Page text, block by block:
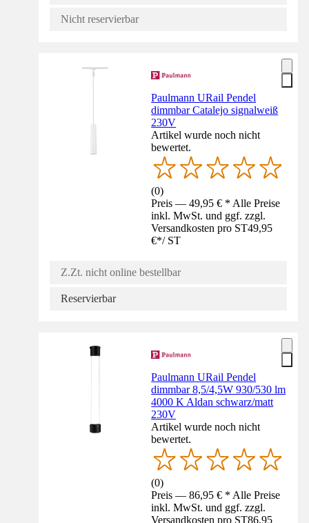
Nicht reservierbar
Paulmann URail Pendel
dimmbar Catalejo signalweiß
230V
Artikel wurde noch nicht
bewertet.
(0)
Preis — 49,95 € * Alle Preise
inkl. MwSt. und ggf. zzgl.
Versandkosten pro ST49,95
€*/ ST
Z.Zt. nicht online bestellbar
Reservierbar
Paulmann URail Pendel
dimmbar 8,5/4,5W 930/530 lm
4000 K Aldan schwarz/matt
230V
Artikel wurde noch nicht
bewertet.
(0)
Preis — 86,95 € * Alle Preise
inkl. MwSt. und ggf. zzgl.
Versandkosten pro ST86,95